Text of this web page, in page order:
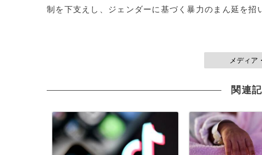
制を下支えし、ジェンダーに基づく暴力のまん延を招
メディア
関連